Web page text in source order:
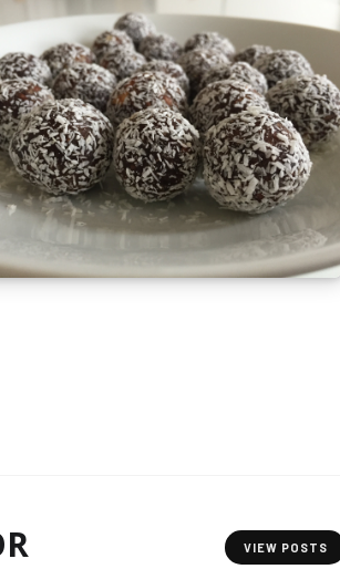
VIEW POSTS